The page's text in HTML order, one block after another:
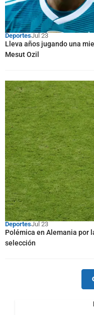
DeportesJul 23
Lleva años jugando una
Mesut Ozil
DeportesJul 23
Polémica en Alemania por
selección